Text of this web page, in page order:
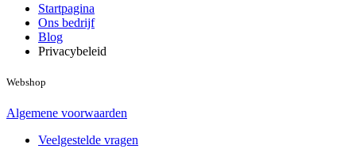
Startpagina
Ons bedrijf
Blog
Privacybeleid
Webshop
Algemene voorwaarden
Veelgestelde vragen